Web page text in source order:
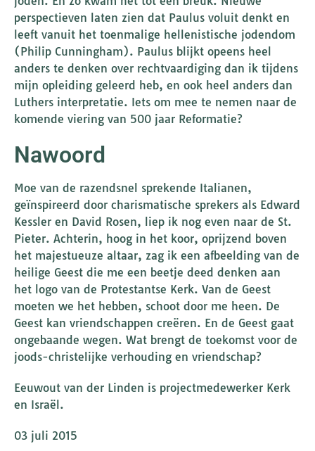
perspectieven laten zien dat Paulus voluit denkt en
leeft vanuit het toenmalige hellenistische jodendom
(Philip Cunningham). Paulus blijkt opeens heel
anders te denken over rechtvaardiging dan ik tijdens
mijn opleiding geleerd heb, en ook heel anders dan
Luthers interpretatie. Iets om mee te nemen naar de
komende viering van 500 jaar Reformatie?
Nawoord
Moe van de razendsnel sprekende Italianen,
geïnspireerd door charismatische sprekers als Edward
Kessler en David Rosen, liep ik nog even naar de St.
Pieter. Achterin, hoog in het koor, oprijzend boven
het majestueuze altaar, zag ik een afbeelding van de
heilige Geest die me een beetje deed denken aan
het logo van de Protestantse Kerk. Van de Geest
moeten we het hebben, schoot door me heen. De
Geest kan vriendschappen creëren. En de Geest gaat
ongebaande wegen. Wat brengt de toekomst voor de
joods-christelijke verhouding en vriendschap?
Eeuwout van der Linden is projectmedewerker Kerk
en Israël.
03 juli 2015